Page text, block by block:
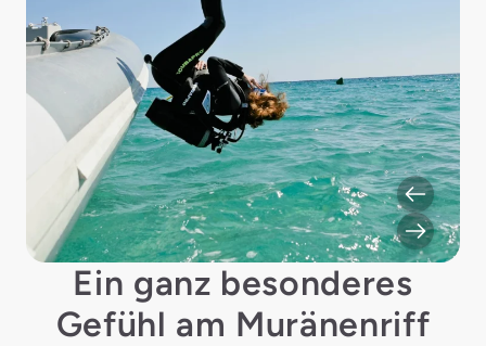
Ein ganz besonderes
Gefühl am Muränenriff